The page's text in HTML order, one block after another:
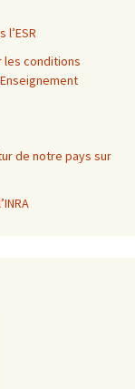
les conditions
de notre pays sur